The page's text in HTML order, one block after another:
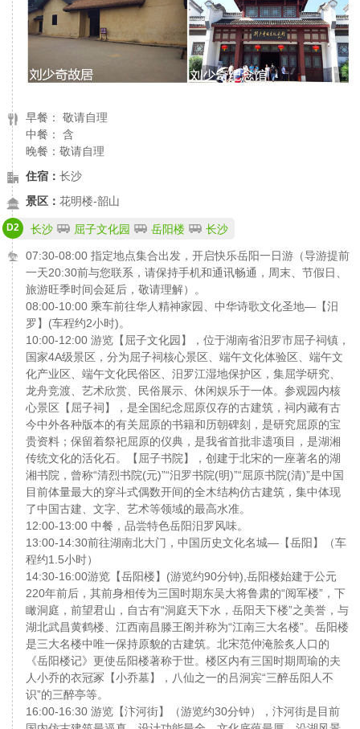
早餐： 敬请自理
中餐： 含
晚餐：敬请自理
住宿： 长沙
景区： 花明楼-韶山
D2 长沙 屈子文化园 岳阳楼 长沙
07:30-08:00 指定地点集合出发，开启快乐岳阳一日游（导游提前
一天20:30前与您联系，请保持手机和通讯畅通，周末、节假日、
旅游旺季时间会延后，敬请理解）。
08:00-10:00 乘车前往华人精神家园、中华诗歌文化圣地—【汨
罗】(车程约2小时)。
10:00-12:00 游览【屈子文化园】，位于湖南省汨罗市屈子祠镇，
国家4A级景区，分为屈子祠核心景区、端午文化体验区、端午文
化产业区、端午文化民俗区、汨罗江湿地保护区，集屈学研究、
龙舟竞渡、艺术欣赏、民俗展示、休闲娱乐于一体。参观园内核
心景区【屈子祠】，是全国纪念屈原仅存的古建筑，祠内藏有古
今中外各种版本的有关屈原的书籍和历朝碑刻，是研究屈原的宝
贵资料；保留着祭祀屈原的仪典，是我省首批非遗项目，是湖湘
传统文化的活化石。【屈子书院】，创建于北宋的一座著名的湖
湘书院，曾称“清烈书院(元)”“汨罗书院(明)”“屈原书院(清)”是中国
目前体量最大的穿斗式偶数开间的全木结构仿古建筑，集中体现
了中国古建、文字、艺术等领域的最高水准。
12:00-13:00 中餐，品尝特色岳阳汨罗风味。
13:00-14:30前往湖南北大门，中国历史文化名城—【岳阳】（车
程约1.5小时）
14:30-16:00游览【岳阳楼】(游览约90分钟),岳阳楼始建于公元
220年前后，其前身相传为三国时期东吴大将鲁肃的“阅军楼”，下
瞰洞庭，前望君山，自古有“洞庭天下水，岳阳天下楼”之美誉，与
湖北武昌黄鹤楼、江西南昌滕王阁并称为“江南三大名楼”。岳阳楼
是三大名楼中唯一保持原貌的古建筑。北宋范仲淹脍炙人口的
《岳阳楼记》更使岳阳楼著称于世。楼区内有三国时期周瑜的夫
人小乔的衣冠冢【小乔墓】，八仙之一的吕洞宾“三醉岳阳人不
识”的三醉亭等。
16:00-16:30 游览【汴河街】（游览约30分钟），汴河街是目前